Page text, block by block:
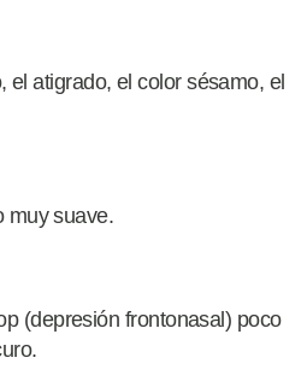
el atigrado, el color sésamo, el
muy suave.
(depresión frontonasal) poco